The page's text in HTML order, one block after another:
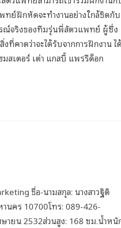
ย์ฝึกหัดจะทำงานอย่างใกล้ชิดกับ
รณ์จริงของทีมรุ่นพี่สัตวแพทย์ ผู้ซึ่ง
ที่คาดว่าจะได้รับจากการฝึกงาน ไ
สเตอร์ เต่า แกสบี้ แพรรีด็อก
ชื่อ-นามสกุล: นางสาวฐิติ
นคร 10700โทร: 089-426-
ายน 2532ส่วนสูง: 168 ซม.น้ำหนั